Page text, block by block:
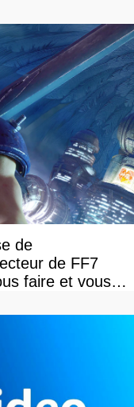
de
de FF7
faire et vous